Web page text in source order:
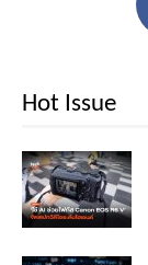
Hot Issue